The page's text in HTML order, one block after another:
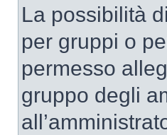
La possibilità
per gruppi o
permesso
gruppo degli